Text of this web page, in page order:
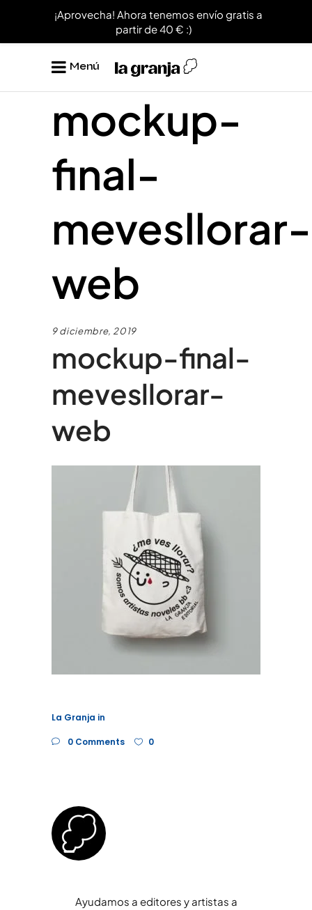
Menú
mockup-
final-
mevesllorar-
web
9 diciembre, 2019
mockup-final-
mevesllorar-
web
La Granja in
0 Comments 0
Ayudamos a editores y artistas a
¡Aprovecha! Ahora tenemos envío gratis a
partir de 40 € :)